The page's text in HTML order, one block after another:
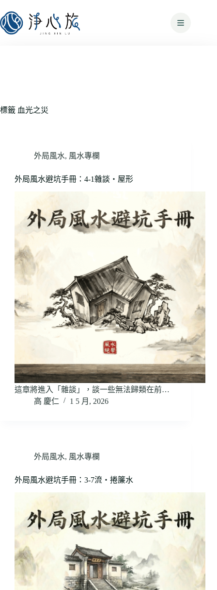
標籤 血光之災
外局風水, 風水專欄
外局風水避坑手冊：4-1雜談・屋形
這章將進入「雜談」，談一些無法歸類在前…
高 慶仁
1 5 月, 2026
外局風水, 風水專欄
外局風水避坑手冊：3-7流・捲簾水